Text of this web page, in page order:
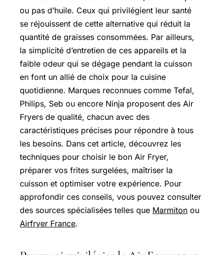
ou pas d’huile. Ceux qui privilégient leur santé
se réjouissent de cette alternative qui réduit la
quantité de graisses consommées. Par ailleurs,
la simplicité d’entretien de ces appareils et la
faible odeur qui se dégage pendant la cuisson
en font un allié de choix pour la cuisine
quotidienne. Marques reconnues comme Tefal,
Philips, Seb ou encore Ninja proposent des Air
Fryers de qualité, chacun avec des
caractéristiques précises pour répondre à tous
les besoins. Dans cet article, découvrez les
techniques pour choisir le bon Air Fryer,
préparer vos frites surgelées, maîtriser la
cuisson et optimiser votre expérience. Pour
approfondir ces conseils, vous pouvez consulter
des sources spécialisées telles que Marmiton ou
Airfryer France.